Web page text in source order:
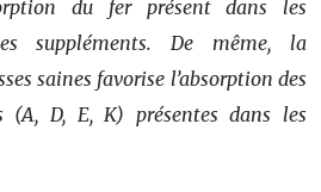
du fer présent dans les
suppléments. De même, la
saines favorise l’absorption des
(A, D, E, K) présentes dans les